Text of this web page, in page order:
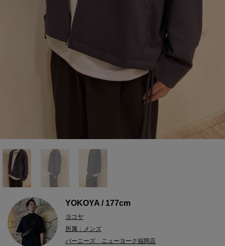
YOKOYA / 177cm
ヨコヤ
所属：メンズ
バーニーズ ニューヨーク福岡店